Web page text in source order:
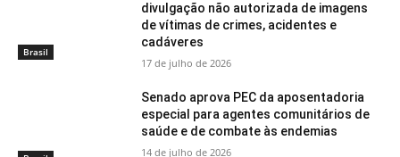
Brasil
divulgação não autorizada de imagens
de vítimas de crimes, acidentes e
cadáveres
17 de julho de 2026
Senado aprova PEC da aposentadoria
especial para agentes comunitários de
saúde e de combate às endemias
14 de julho de 2026